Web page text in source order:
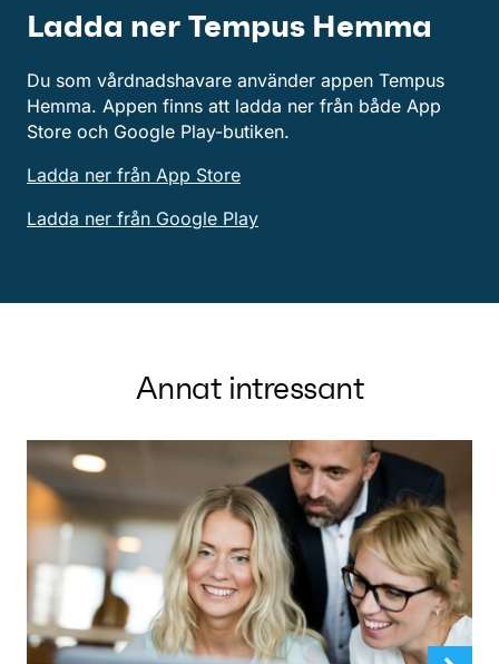
Ladda ner Tempus Hemma
Du som vårdnadshavare använder appen Tempus
Hemma. Appen finns att ladda ner från både App
Store och Google Play-butiken.
Ladda ner från App Store
Ladda ner från Google Play
Annat intressant